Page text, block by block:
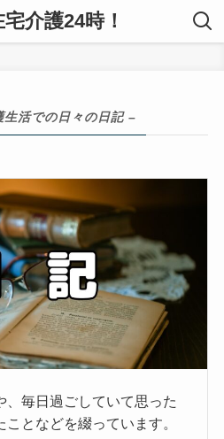
介護24時！
生活での日々の日記 –
、毎日過ごしていて思った
となどを綴っています。